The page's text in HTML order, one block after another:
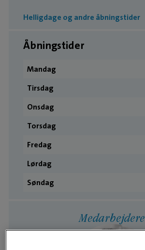
Helligdage og andre åbningstider
Åbningstider
Mandag
Tirsdag
Onsdag
Torsdag
Fredag
Lørdag
Søndag
Medarbejdere